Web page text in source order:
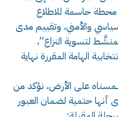
مثلت محطة حاسمة للاطلاع
والأمني، وتقييم مدى
لتسوية النزاع”،
الهامة المقررة نهاية
على الأرض، نؤكد من
أنها حتمية لضمان العبور